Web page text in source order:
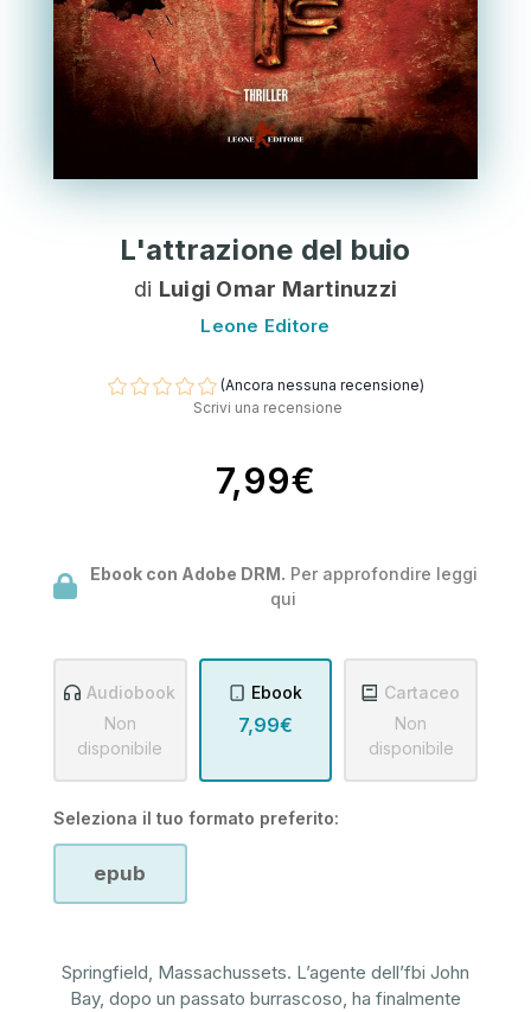
L'attrazione del buio
di Luigi Omar Martinuzzi
Leone Editore
(Ancora nessuna recensione)
Scrivi una recensione
7,99€
Ebook con Adobe DRM. Per approfondire leggi
qui
Audiobook
Non
disponibile
Ebook
7,99€
Cartaceo
Non
disponibile
Seleziona il tuo formato preferito:
epub
Springfield, Massachussets. L’agente dell’fbi John
Bay, dopo un passato burrascoso, ha finalmente